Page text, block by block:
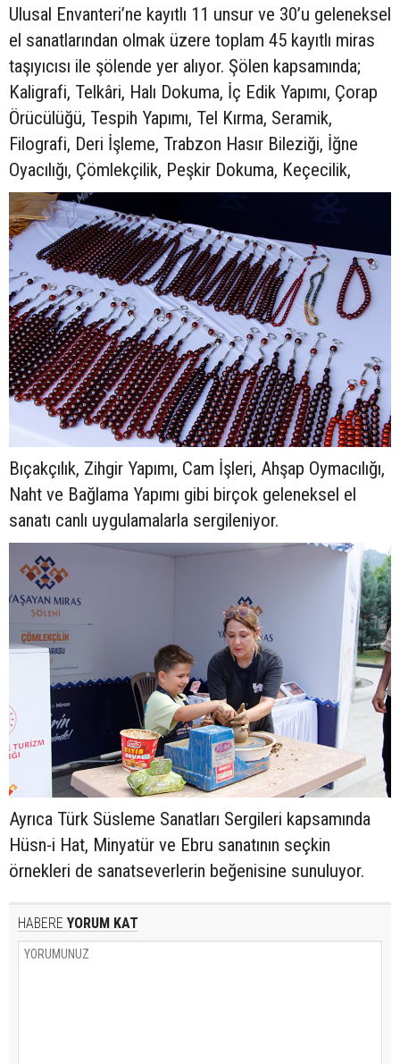
Ulusal Envanteri’ne kayıtlı 11 unsur ve 30’u geleneksel
el sanatlarından olmak üzere toplam 45 kayıtlı miras
taşıyıcısı ile şölende yer alıyor. Şölen kapsamında;
Kaligrafi, Telkâri, Halı Dokuma, İç Edik Yapımı, Çorap
Örücülüğü, Tespih Yapımı, Tel Kırma, Seramik,
Filografi, Deri İşleme, Trabzon Hasır Bileziği, İğne
Oyacılığı, Çömlekçilik, Peşkir Dokuma, Keçecilik,
Bıçakçılık, Zihgir Yapımı, Cam İşleri, Ahşap Oymacılığı,
Naht ve Bağlama Yapımı gibi birçok geleneksel el
sanatı canlı uygulamalarla sergileniyor.
Ayrıca Türk Süsleme Sanatları Sergileri kapsamında
Hüsn-i Hat, Minyatür ve Ebru sanatının seçkin
örnekleri de sanatseverlerin beğenisine sunuluyor.
HABERE YORUM KAT